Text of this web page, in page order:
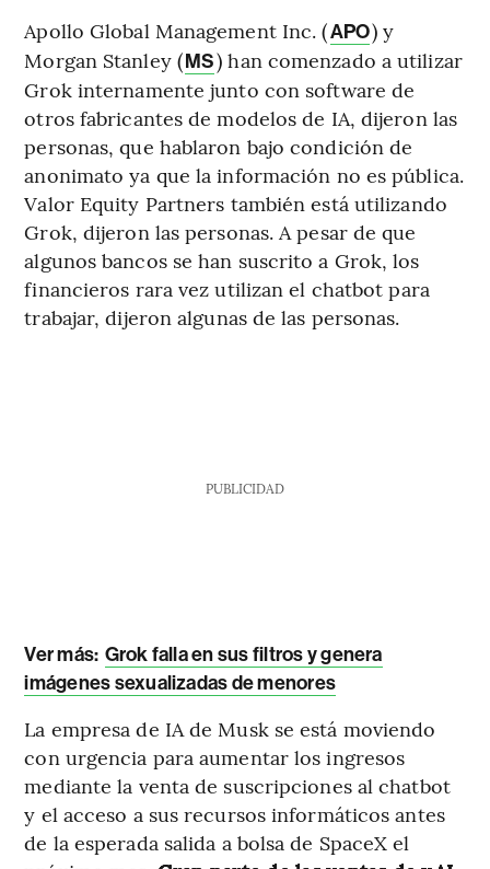
Apollo Global Management Inc. (APO) y
Morgan Stanley (MS) han comenzado a utilizar
Grok internamente junto con software de
otros fabricantes de modelos de IA, dijeron las
personas, que hablaron bajo condición de
anonimato ya que la información no es pública.
Valor Equity Partners también está utilizando
Grok, dijeron las personas. A pesar de que
algunos bancos se han suscrito a Grok, los
financieros rara vez utilizan el chatbot para
trabajar, dijeron algunas de las personas.
PUBLICIDAD
Ver más: Grok falla en sus filtros y genera
imágenes sexualizadas de menores
La empresa de IA de Musk se está moviendo
con urgencia para aumentar los ingresos
mediante la venta de suscripciones al chatbot
y el acceso a sus recursos informáticos antes
de la esperada salida a bolsa de SpaceX el